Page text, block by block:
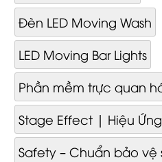
Đèn LED Moving Wash
LED Moving Bar Lights
Phần mềm trực quan
Stage Effect | Hiệu
Safety – Chuẩn bảo vệ